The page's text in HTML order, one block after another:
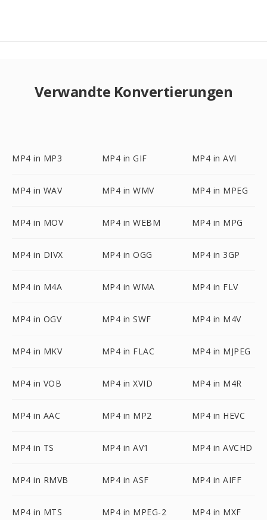
Verwandte Konvertierungen
MP4 in MP3 MP4 in GIF MP4 in AVI
MP4 in WAV MP4 in WMV MP4 in MPEG
MP4 in MOV MP4 in WEBM MP4 in MPG
MP4 in DIVX MP4 in OGG MP4 in 3GP
MP4 in M4A MP4 in WMA MP4 in FLV
MP4 in OGV MP4 in SWF MP4 in M4V
MP4 in MKV MP4 in FLAC MP4 in MJPEG
MP4 in VOB MP4 in XVID MP4 in M4R
MP4 in AAC MP4 in MP2 MP4 in HEVC
MP4 in TS MP4 in AV1 MP4 in AVCHD
MP4 in RMVB MP4 in ASF MP4 in AIFF
MP4 in MTS MP4 in MPEG-2 MP4 in MXF